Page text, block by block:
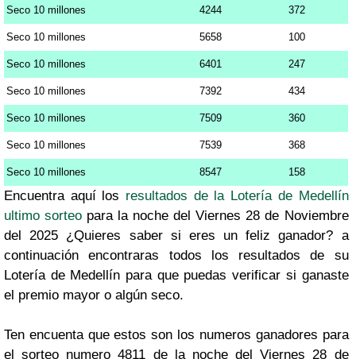
Seco 10 millones 4244 372
Seco 10 millones 5658 100
Seco 10 millones 6401 247
Seco 10 millones 7392 434
Seco 10 millones 7509 360
Seco 10 millones 7539 368
Seco 10 millones 8547 158
Encuentra aquí los resultados de la Lotería de Medellín
ultimo sorteo para la noche del Viernes 28 de Noviembre
del 2025 ¿Quieres saber si eres un feliz ganador? a
continuación encontraras todos los resultados de su
Lotería de Medellín para que puedas verificar si ganaste
el premio mayor o algún seco.
Ten encuenta que estos son los numeros ganadores para
el sorteo numero 4811 de la noche del Viernes 28 de